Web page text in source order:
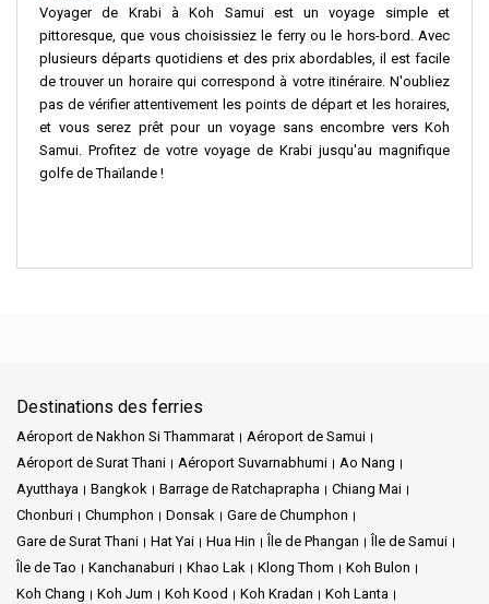
Voyager de Krabi à Koh Samuiest un voyage simple et
pittoresque, que vous choisissiez le ferry ou le hors-bord. Avec
plusieurs départs quotidiens et des prix abordables, il est facile
de trouver un horaire qui correspond à votre itinéraire. N'oubliez
pas de vérifier attentivement les points de départ et les horaires,
et vous serez prêt pour un voyage sans encombre vers Koh
Samui. Profitez de votre voyage de Krabi jusqu'au magnifique
golfe de Thaïlande !
Destinations des ferries
Aéroport de Nakhon Si Thammarat
Aéroport de Samui
Aéroport de Surat Thani
Aéroport Suvarnabhumi
Ao Nang
Ayutthaya
Bangkok Barrage de Ratchaprapha
Chiang Mai
Chonburi
Chumphon Donsak
Gare de Chumphon
Gare de Surat Thani
Hat Yai Hua Hin Île de Phangan
Île de Samui
Île de Tao
Kanchanaburi Khao Lak Klong Thom
Koh Bulon
Koh Chang
Koh Jum Koh Kood Koh Kradan
Koh Lanta